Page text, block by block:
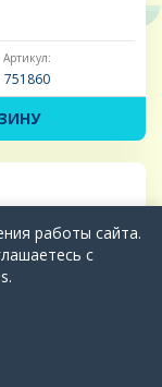
Артикул:
751860
работы сайта.
с